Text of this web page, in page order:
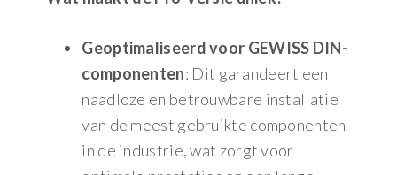
Geoptimaliseerd voor GEWISS DIN-
componenten: Dit garandeert een
naadloze en betrouwbare installatie
van de meest gebruikte componenten
in de industrie, wat zorgt voor